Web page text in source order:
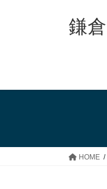
ス
ン
鎌
HOME